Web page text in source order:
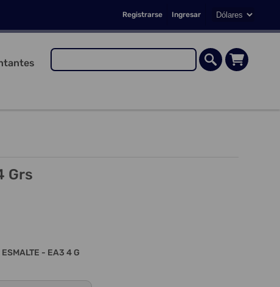
Registrarse Ingresar
Grs
- EA3 4 G